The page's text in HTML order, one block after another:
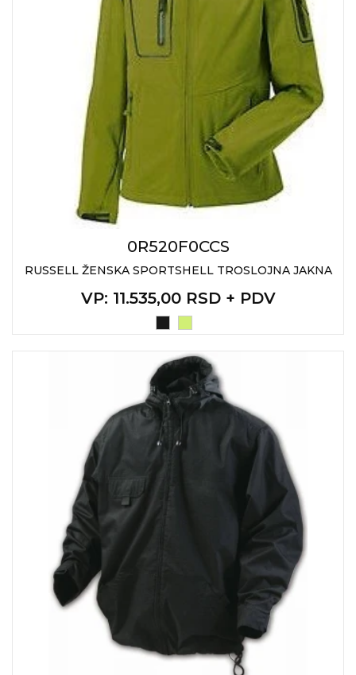
0R520F0CCS
RUSSELL ŽENSKA SPORTSHELL TROSLOJNA JAKNA
VP: 11.535,00 RSD + PDV